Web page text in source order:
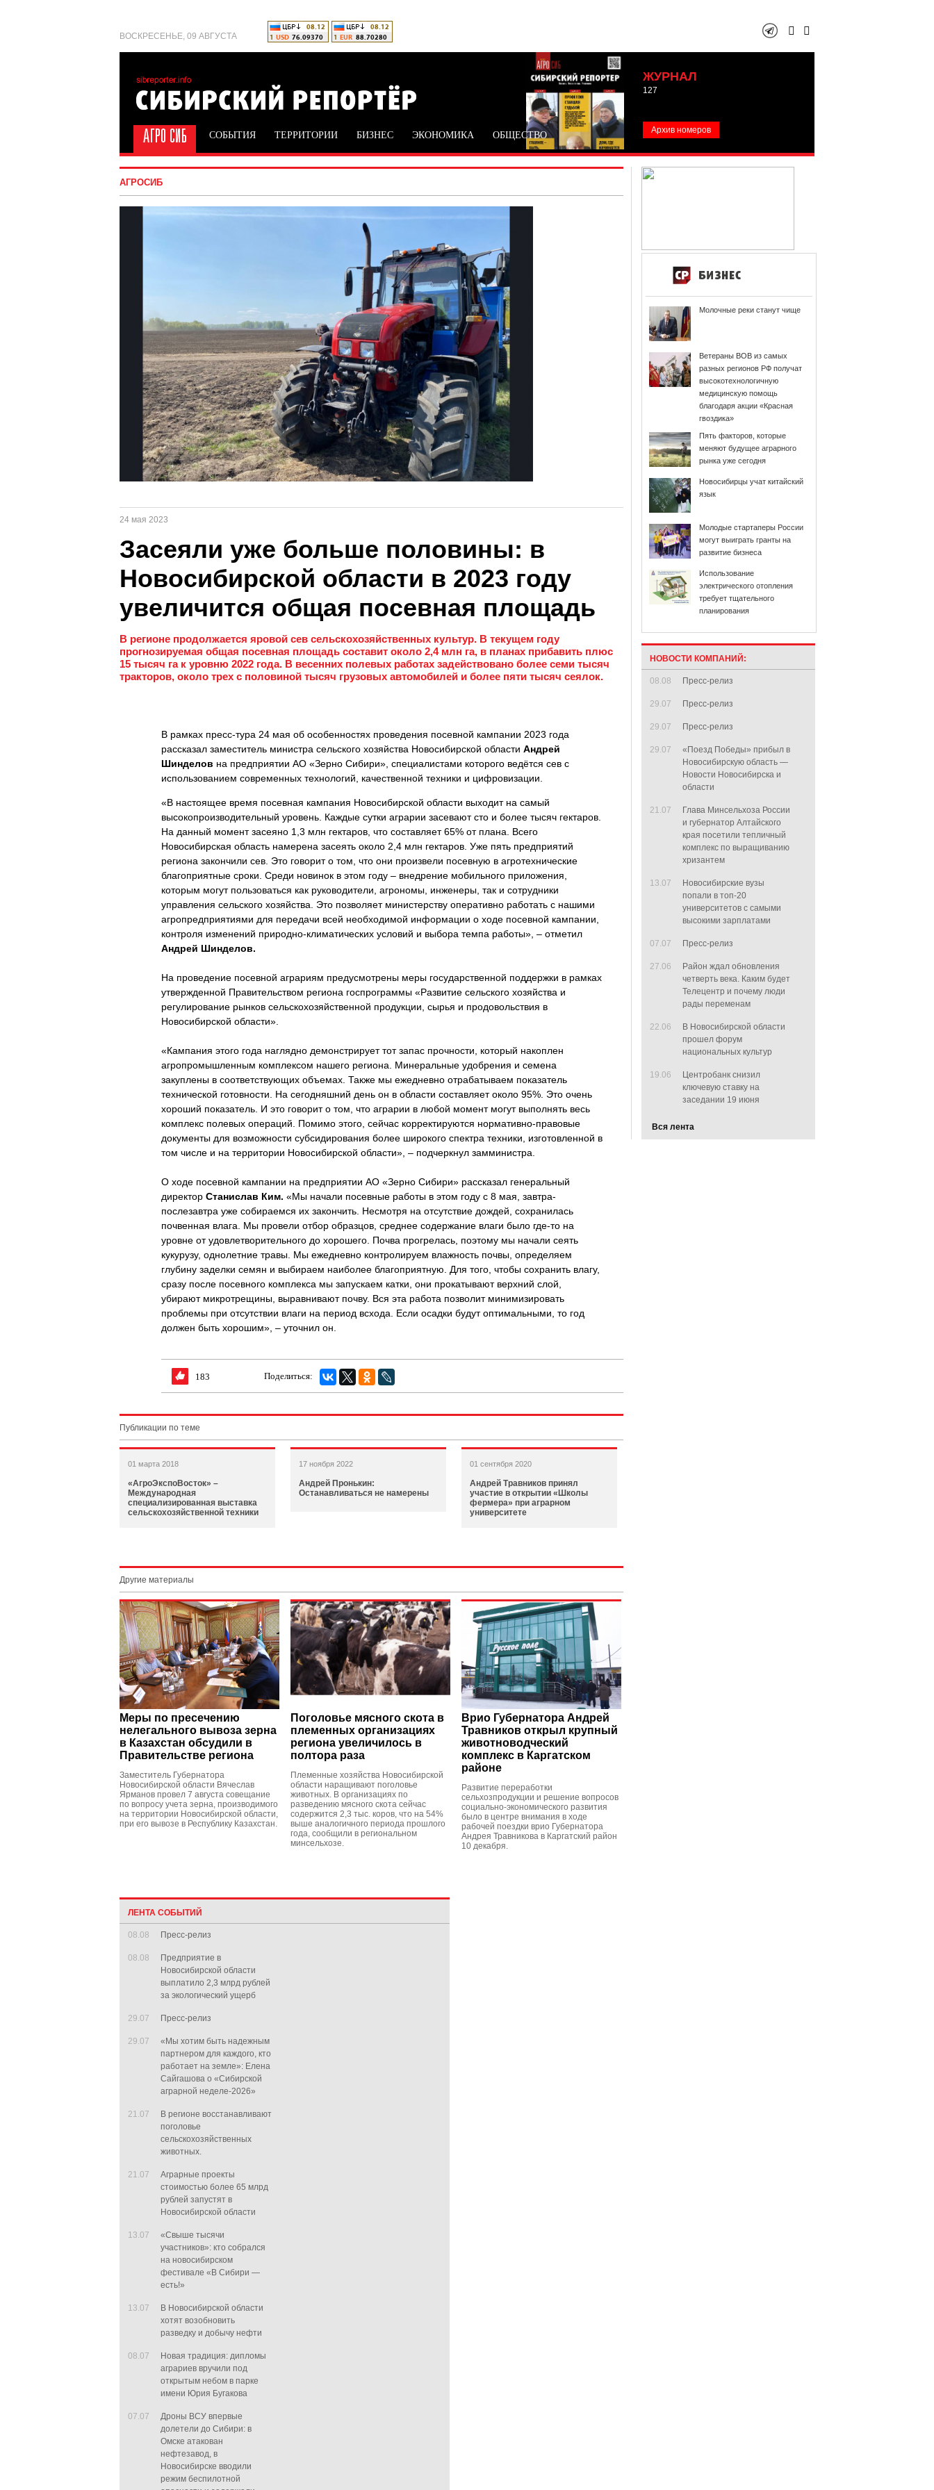
ВОСКРЕСЕНЬЕ, 09 АВГУСТА
ЖУРНАЛ
127
Архив номеров
СОБЫТИЯ ТЕРРИТОРИИ БИЗНЕС ЭКОНОМИКА ОБЩЕСТВО
АГРОСИБ
24 мая 2023
Засеяли уже больше половины: в
Новосибирской области в 2023 году
увеличится общая посевная площадь
В регионе продолжается яровой сев сельскохозяйственных культур. В текущем году
прогнозируемая общая посевная площадь составит около 2,4 млн га, в планах прибавить плюс
15 тысяч га к уровню 2022 года. В весенних полевых работах задействовано более семи тысяч
тракторов, около трех с половиной тысяч грузовых автомобилей и более пяти тысяч сеялок.
В рамках пресс-тура 24 мая об особенностях проведения посевной кампании 2023 года
рассказал заместитель министра сельского хозяйства Новосибирской области Андрей
Шинделов на предприятии АО «Зерно Сибири», специалистами которого ведётся сев с
использованием современных технологий, качественной техники и цифровизации.
«В настоящее время посевная кампания Новосибирской области выходит на самый
высокопроизводительный уровень. Каждые сутки аграрии засевают сто и более тысяч гектаров.
На данный момент засеяно 1,3 млн гектаров, что составляет 65% от плана. Всего
Новосибирская область намерена засеять около 2,4 млн гектаров. Уже пять предприятий
региона закончили сев. Это говорит о том, что они произвели посевную в агротехнические
благоприятные сроки. Среди новинок в этом году – внедрение мобильного приложения,
которым могут пользоваться как руководители, агрономы, инженеры, так и сотрудники
управления сельского хозяйства. Это позволяет министерству оперативно работать с нашими
агропредприятиями для передачи всей необходимой информации о ходе посевной кампании,
контроля изменений природно-климатических условий и выбора темпа работы», – отметил
Андрей Шинделов.
На проведение посевной аграриям предусмотрены меры государственной поддержки в рамках
утвержденной Правительством региона госпрограммы «Развитие сельского хозяйства и
регулирование рынков сельскохозяйственной продукции, сырья и продовольствия в
Новосибирской области».
«Кампания этого года наглядно демонстрирует тот запас прочности, который накоплен
агропромышленным комплексом нашего региона. Минеральные удобрения и семена
закуплены в соответствующих объемах. Также мы ежедневно отрабатываем показатель
технической готовности. На сегодняшний день он в области составляет около 95%. Это очень
хороший показатель. И это говорит о том, что аграрии в любой момент могут выполнять весь
комплекс полевых операций. Помимо этого, сейчас корректируются нормативно-правовые
документы для возможности субсидирования более широкого спектра техники, изготовленной в
том числе и на территории Новосибирской области», – подчеркнул замминистра.
О ходе посевной кампании на предприятии АО «Зерно Сибири» рассказал генеральный
директор Станислав Ким. «Мы начали посевные работы в этом году с 8 мая, завтра-
послезавтра уже собираемся их закончить. Несмотря на отсутствие дождей, сохранилась
почвенная влага. Мы провели отбор образцов, среднее содержание влаги было где-то на
уровне от удовлетворительного до хорошего. Почва прогрелась, поэтому мы начали сеять
кукурузу, однолетние травы. Мы ежедневно контролируем влажность почвы, определяем
глубину заделки семян и выбираем наиболее благоприятную. Для того, чтобы сохранить влагу,
сразу после посевного комплекса мы запускаем катки, они прокатывают верхний слой,
убирают микротрещины, выравнивают почву. Вся эта работа позволит минимизировать
проблемы при отсутствии влаги на период всхода. Если осадки будут оптимальными, то год
должен быть хорошим», – уточнил он.
183 Поделиться:
Публикации по теме
01 марта 2018
«АгроЭкспоВосток» –
Международная
специализированная выставка
сельскохозяйственной техники
17 ноября 2022
Андрей Пронькин:
Останавливаться не намерены
01 сентября 2020
Андрей Травников принял
участие в открытии «Школы
фермера» при аграрном
университете
Другие материалы
Меры по пресечению
нелегального вывоза зерна
в Казахстан обсудили в
Правительстве региона
Заместитель Губернатора
Новосибирской области Вячеслав
Ярманов провел 7 августа совещание
по вопросу учета зерна, производимого
на территории Новосибирской области,
при его вывозе в Республику Казахстан.
Поголовье мясного скота в
племенных организациях
региона увеличилось в
полтора раза
Племенные хозяйства Новосибирской
области наращивают поголовье
животных. В организациях по
разведению мясного скота сейчас
содержится 2,3 тыс. коров, что на 54%
выше аналогичного периода прошлого
года, сообщили в региональном
минсельхозе.
Врио Губернатора Андрей
Травников открыл крупный
животноводческий
комплекс в Каргатском
районе
Развитие переработки
сельхозпродукции и решение вопросов
социально-экономического развития
было в центре внимания в ходе
рабочей поездки врио Губернатора
Андрея Травникова в Каргатский район
10 декабря.
ЛЕНТА СОБЫТИЙ
08.08 Пресс-релиз
08.08
Предприятие в
Новосибирской области
выплатило 2,3 млрд рублей
за экологический ущерб
29.07 Пресс-релиз
29.07
«Мы хотим быть надежным
партнером для каждого, кто
работает на земле»: Елена
Сайгашова о «Сибирской
аграрной неделе-2026»
21.07
В регионе восстанавливают
поголовье
сельскохозяйственных
животных.
21.07
Аграрные проекты
стоимостью более 65 млрд
рублей запустят в
Новосибирской области
13.07
«Свыше тысячи
участников»: кто собрался
на новосибирском
фестивале «В Сибири —
есть!»
13.07
В Новосибирской области
хотят возобновить
разведку и добычу нефти
08.07
Новая традиция: дипломы
аграриев вручили под
открытым небом в парке
имени Юрия Бугакова
07.07
Дроны ВСУ впервые
долетели до Сибири: в
Омске атакован
нефтезавод, в
Новосибирске вводили
режим беспилотной
Молочные реки станут чище
Ветераны ВОВ из самых
разных регионов РФ получат
высокотехнологичную
медицинскую помощь
благодаря акции «Красная
гвоздика»
Пять факторов, которые
меняют будущее аграрного
рынка уже сегодня
Новосибирцы учат китайский
язык
Молодые стартаперы России
могут выиграть гранты на
развитие бизнеса
Использование
электрического отопления
требует тщательного
планирования
НОВОСТИ КОМПАНИЙ:
08.08 Пресс-релиз
29.07 Пресс-релиз
29.07 Пресс-релиз
29.07
«Поезд Победы» прибыл в
Новосибирскую область —
Новости Новосибирска и
области
21.07
Глава Минсельхоза России
и губернатор Алтайского
края посетили тепличный
комплекс по выращиванию
хризантем
13.07
Новосибирские вузы
попали в топ-20
университетов с самыми
высокими зарплатами
07.07 Пресс-релиз
27.06
Район ждал обновления
четверть века. Каким будет
Телецентр и почему люди
рады переменам
22.06
В Новосибирской области
прошел форум
национальных культур
19.06
Центробанк снизил
ключевую ставку на
заседании 19 июня
Вся лента